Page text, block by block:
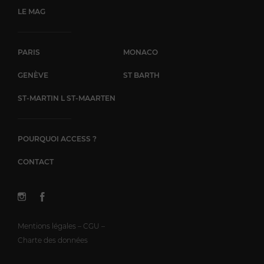
LE MAG
PARIS MONACO
GENÈVE ST BARTH
ST-MARTIN L ST-MAARTEN
POURQUOI ACCESS ?
CONTACT
Mentions légales – CGU –
Charte des données